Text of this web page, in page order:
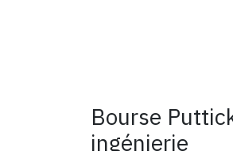
Bourse
ingénierie